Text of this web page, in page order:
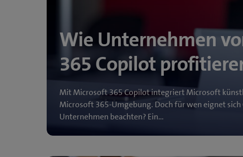
Wie Unternehmen
365 Copilot
Mit Microsoft 365 Copilot integriert Microsoft
Microsoft 365-Umgebung. Doch für wen eignet sich
Unternehmen beachten? Ein…